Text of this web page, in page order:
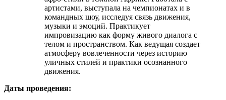
артистами, выступала на чемпионатах и в
командных шоу, исследуя связь движения,
музыки и эмоций. Практикует
импровизацию как форму живого диалога с
телом и пространством. Как ведущая создает
атмосферу вовлеченности через историю
уличных стилей и практики осознанного
движения.
Даты проведения: